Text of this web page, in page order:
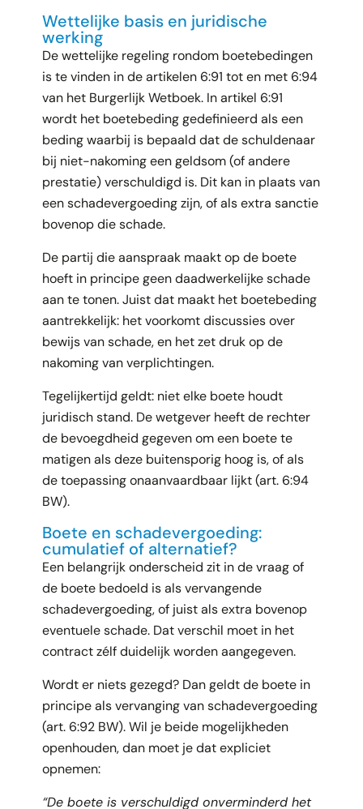
Wettelijke basis en juridische
werking
De wettelijke regeling rondom boetebedingen
is te vinden in de artikelen 6:91 tot en met 6:94
van het Burgerlijk Wetboek. In artikel 6:91
wordt het boetebeding gedefinieerd als een
beding waarbij is bepaald dat de schuldenaar
bij niet-nakoming een geldsom (of andere
prestatie) verschuldigd is. Dit kan in plaats van
een schadevergoeding zijn, of als extra sanctie
bovenop die schade.
De partij die aanspraak maakt op de boete
hoeft in principe geen daadwerkelijke schade
aan te tonen. Juist dat maakt het boetebeding
aantrekkelijk: het voorkomt discussies over
bewijs van schade, en het zet druk op de
nakoming van verplichtingen.
Tegelijkertijd geldt: niet elke boete houdt
juridisch stand. De wetgever heeft de rechter
de bevoegdheid gegeven om een boete te
matigen als deze buitensporig hoog is, of als
de toepassing onaanvaardbaar lijkt (art. 6:94
BW).
Boete en schadevergoeding:
cumulatief of alternatief?
Een belangrijk onderscheid zit in de vraag of
de boete bedoeld is als vervangende
schadevergoeding, of juist als extra bovenop
eventuele schade. Dat verschil moet in het
contract zélf duidelijk worden aangegeven.
Wordt er niets gezegd? Dan geldt de boete in
principe als vervanging van schadevergoeding
(art. 6:92 BW). Wil je beide mogelijkheden
openhouden, dan moet je dat expliciet
opnemen:
“De boete is verschuldigd onverminderd het